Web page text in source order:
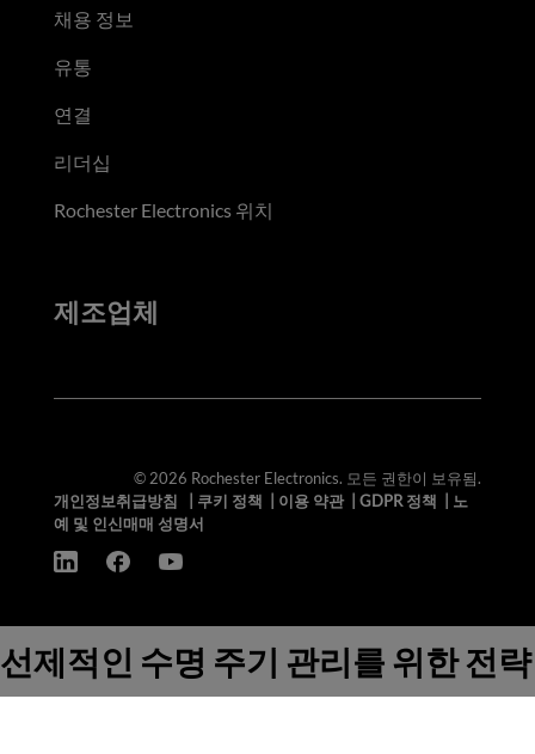
채용 정보
유통
연결
리더십
Rochester Electronics 위치
제조업체
© 2026 Rochester Electronics. 모든 권한이 보유됨.
개인정보취급방침
쿠키 정책 이용 약관| GDPR 정책
노
예 및 인신매매 성명서
선제적인 수명 주기 관리를 위한 전략